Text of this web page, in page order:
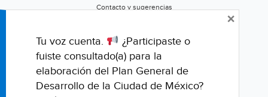
Contacto y sugerencias
Califica este portal
Tu voz cuenta.
¿Participaste o
fuiste consultado(a) para la
elaboración del Plan General de
Desarrollo de la Ciudad de México?
×